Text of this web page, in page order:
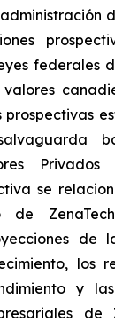
federales
prospectivas
Privados
se
de
de
los
y
de